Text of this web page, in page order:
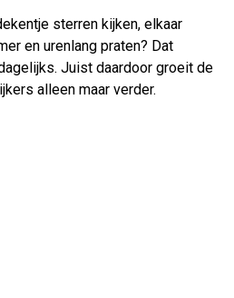
sterren kijken, elkaar
en urenlang praten? Dat
Juist daardoor groeit de
alleen maar verder.